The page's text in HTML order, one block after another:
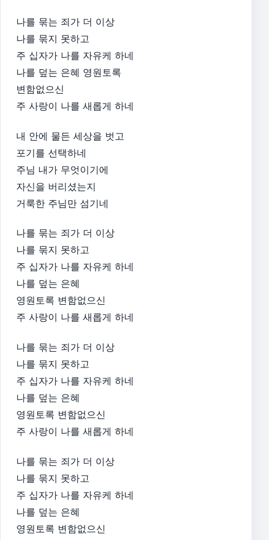
나를 묶는 죄가 더 이상
나를 묶지 못하고
주 십자가 나를 자유케 하네
나를 덮는 은혜 영원토록
변함없으신
주 사랑이 나를 새롭게 하네
내 안에 물든 세상을 벗고
포기를 선택하네
주님 내가 무엇이기에
자신을 버리셨는지
거룩한 주님만 섬기네
나를 묶는 죄가 더 이상
나를 묶지 못하고
주 십자가 나를 자유케 하네
나를 덮는 은혜
영원토록 변함없으신
주 사랑이 나를 새롭게 하네
나를 묶는 죄가 더 이상
나를 묶지 못하고
주 십자가 나를 자유케 하네
나를 덮는 은혜
영원토록 변함없으신
주 사랑이 나를 새롭게 하네
나를 묶는 죄가 더 이상
나를 묶지 못하고
주 십자가 나를 자유케 하네
나를 덮는 은혜
영원토록 변함없으신